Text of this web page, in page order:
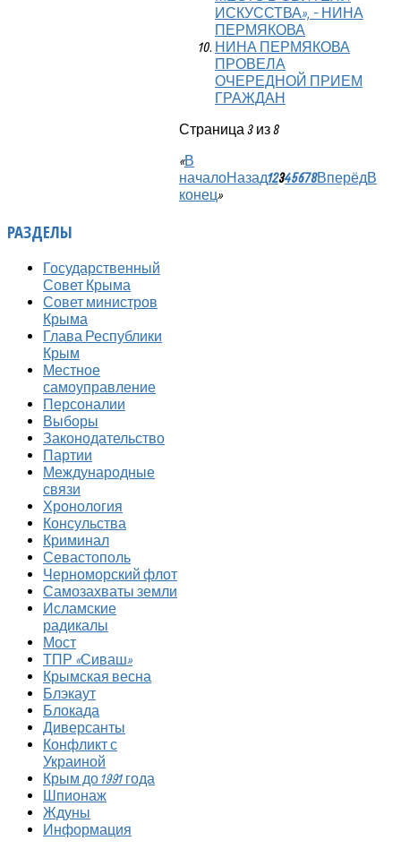
ИСКУССТВА», - НИНА
ПЕРМЯКОВА
НИНА ПЕРМЯКОВА
ПРОВЕЛА
ОЧЕРЕДНОЙ ПРИЕМ
ГРАЖДАН
Страница 3 из 8
«В
началоНазад12345678ВперёдВ
конец»
РАЗДЕЛЫ
Государственный
Совет Крыма
Совет министров
Крыма
Глава Республики
Крым
Местное
самоуправление
Персоналии
Выборы
Законодательство
Партии
Международные
связи
Хронология
Консульства
Криминал
Севастополь
Черноморский флот
Самозахваты земли
Исламские
радикалы
Мост
ТПР «Сиваш»
Крымская весна
Блэкаут
Блокада
Диверсанты
Конфликт с
Украиной
Крым до 1991 года
Шпионаж
Ждуны
Информация